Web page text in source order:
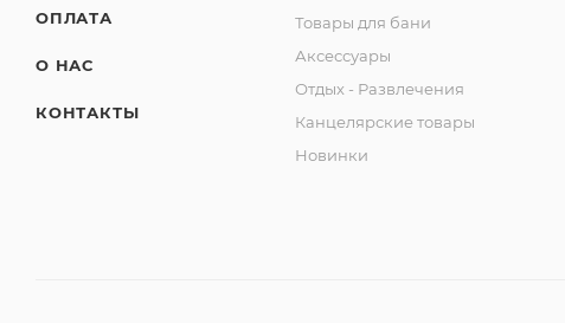
ОПЛАТА
О НАС
КОНТАКТЫ
Товары для бани
Аксессуары
Отдых - Развлечения
Канцелярские товары
Новинки